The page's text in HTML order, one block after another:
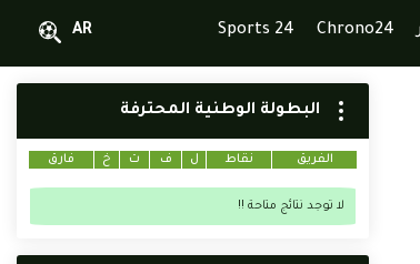
Chrono24
Sports 24
AR
البطولة الوطنية المحترفة
الفريق نقاط ل ف ت خ فارق
لا توجد نتائج متاحة !!